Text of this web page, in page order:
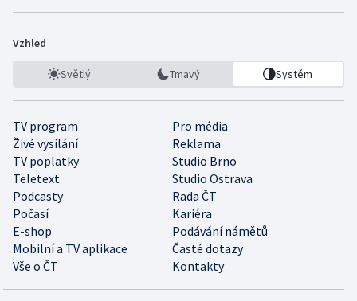
Vzhled
Světlý Tmavý Systém
TV program
Pro média
Živé vysílání
Reklama
TV poplatky
Studio Brno
Teletext
Studio Ostrava
Podcasty
Rada ČT
Počasí
Kariéra
E-shop
Podávání námětů
Mobilní a TV aplikace
Časté dotazy
Vše o ČT
Kontakty